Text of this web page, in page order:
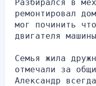
Разбирался в
ремонтировал
мог починить
двигателя
Семья жила
отмечали за
Александр